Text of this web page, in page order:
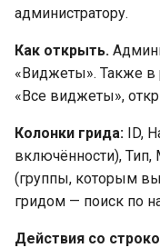
администратору.
Как открыть.
«Виджеты». Также в
«Все виджеты»,
Колонки грида: ID,
включённости), Тип,
(группы, которым
гридом — поиск по
Действия со